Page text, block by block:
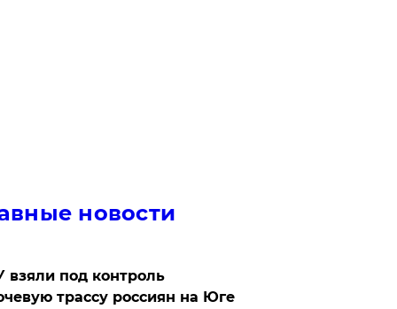
новости
взяли под контроль
трассу россиян на Юге